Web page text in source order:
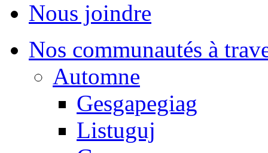
Nous joindre
Nos communautés à
Automne
Gesgapegiag
Listuguj